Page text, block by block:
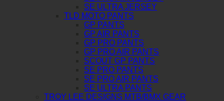
SE ULTRA JERSEY
TLD MOTO PANTS
GP PANTS
GP AIR PANTS
GP PRO PANTS
GP PRO AIR PANTS
SCOUT GP PANTS
SE PRO PANTS
SE PRO AIR PANTS
SE ULTRA PANTS
TROY LEE DESIGNS MTB/BMX GEAR